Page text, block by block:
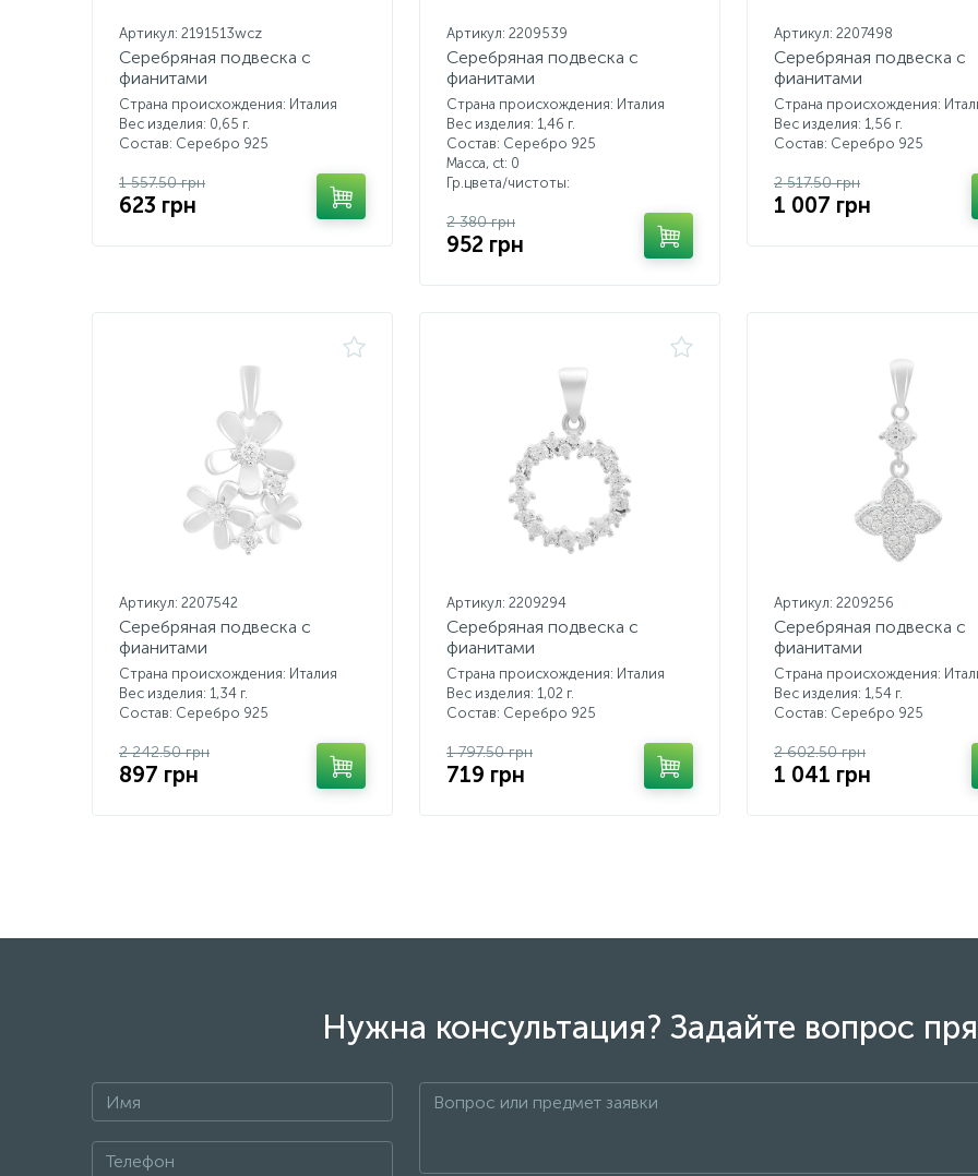
Артикул: 2191513wcz
Серебряная подвеска с
фианитами
Страна происхождения: Италия
Вес изделия: 0,65 г.
Состав: Серебро 925
1 557.50 грн
623 грн
Артикул: 2209539
Серебряная подвеска с
фианитами
Страна происхождения: Италия
Вес изделия: 1,46 г.
Состав: Серебро 925
Масса, ct: 0
Гр.цвета/чистоты:
2 380 грн
952 грн
Артикул: 2207498
Серебряная подвеска с
фианитами
Страна происхождения:
Вес изделия: 1,56 г.
Состав: Серебро 925
2 517.50 грн
1 007 грн
Артикул: 2207542
Серебряная подвеска с
фианитами
Страна происхождения: Италия
Вес изделия: 1,34 г.
Состав: Серебро 925
2 242.50 грн
897 грн
Артикул: 2209294
Серебряная подвеска с
фианитами
Страна происхождения: Италия
Вес изделия: 1,02 г.
Состав: Серебро 925
1 797.50 грн
719 грн
Артикул: 2209256
Серебряная подвеска с
фианитами
Страна происхождения:
Вес изделия: 1,54 г.
Состав: Серебро 925
2 602.50 грн
1 041 грн
Нужна консультация? Задайте вопрос